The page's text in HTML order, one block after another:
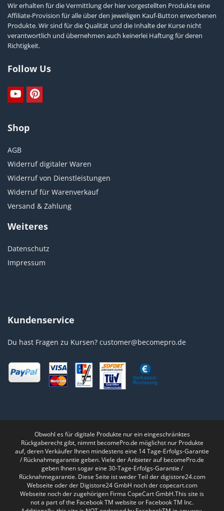
Wir erhalten für die Vermittlung der hier vorgestellten Produkte eine
Affiliate-Provision für alle über den jeweiligen Kauf-Button erworbenen
Produkte. Wir sind für die Qualität und die Inhalte der Kurse nicht
verantwortlich und übernehmen auch keinerlei Haftung für deren
Richtigkeit.
Follow Us
Shop
AGB
Widerruf digitaler Waren
Widerruf von Dienstleistungen
Widerruf für Warenverkauf
Versand & Zahlung
Weiteres
Datenschutz
Impressum
Kundenservice
Du hast Fragen zu Kursen? customer@becomepro.de
Obwohl es für digitale Produkte nur ein eingeschränktes
Rückgaberecht gibt, nimmt becomePro.de möglichst nur Produkte
auf, deren Verkäufer Ihnen mindestens eine 14 Tage-Erfolgs-Garantie
/ Rücknahmegarantie geben. Viele der Anbieter auf becomePro.de
geben Ihnen sogar eine 30-Tage-Erfolgs-Garantie /
Rücknahmegarantie. Diese Seite ist weder Teil der digistore24.com
Webseite oder der Digistore24 GmbH noch der copecart.com
Webseite noch der zugehörigen Firma CopeCart GmbH.This site is
not a part of the Facebook TM website or Facebook TM Inc.